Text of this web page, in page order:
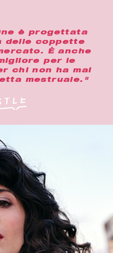
è progettata
delle coppette
È anche
per le
chi non ha mai
mestruale."